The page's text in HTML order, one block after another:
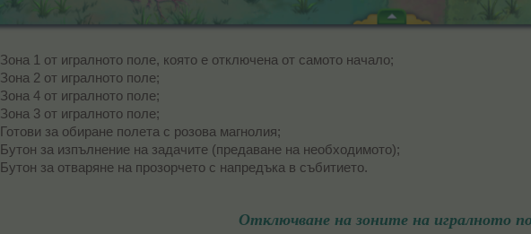
Зона 1 от игралното поле, която е отключена от самото начало;
Зона 2 от игралното поле;
Зона 4 от игралното поле;
Зона 3 от игралното поле;
Готови за обиране полета с розова магнолия;
Бутон за изпълнение на задачите (предаване на необходимото);
Бутон за отваряне на прозорчето с напредъка в събитието.
Отключване на зоните на игралното